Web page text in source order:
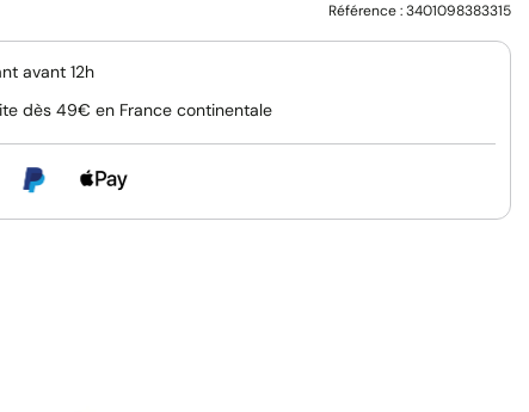
Référence :3401098383315
avant 12h
dès 49€ en France continentale